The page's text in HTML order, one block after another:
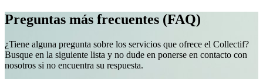
Preguntas más frecuentes (FAQ)
¿Tiene alguna pregunta sobre los servicios que ofrece el Collectif?
Busque en la siguiente lista y no dude en ponerse en contacto con
nosotros si no encuentra su respuesta.